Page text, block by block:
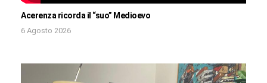
Acerenza ricorda il “suo” Medioevo
6 Agosto 2026